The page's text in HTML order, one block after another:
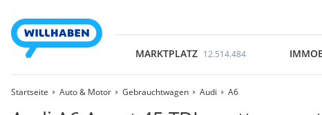
MARKTPLATZ 12.514.484
Startseite Auto & Motor Gebrauchtwagen Audi A6